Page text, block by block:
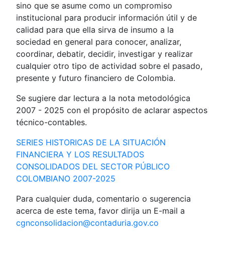
sino que se asume como un compromiso
institucional para producir información útil y de
calidad para que ella sirva de insumo a la
sociedad en general para conocer, analizar,
coordinar, debatir, decidir, investigar y realizar
cualquier otro tipo de actividad sobre el pasado,
presente y futuro financiero de Colombia.
Se sugiere dar lectura a la nota metodológica
2007 - 2025 con el propósito de aclarar aspectos
técnico-contables.
SERIES HISTORICAS DE LA SITUACIÓN
FINANCIERA Y LOS RESULTADOS
CONSOLIDADOS DEL SECTOR PÚBLICO
COLOMBIANO 2007-2025
Para cualquier duda, comentario o sugerencia
acerca de este tema, favor dirija un E-mail a
cgnconsolidacion@contaduria.gov.co